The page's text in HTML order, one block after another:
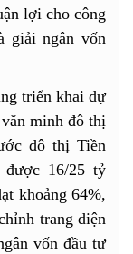
lợi cho công
giải ngân vốn
triển khai dự
minh đô thị
đô thị Tiền
16/25 tỷ
khoảng 64%,
trang diện
vốn đầu tư